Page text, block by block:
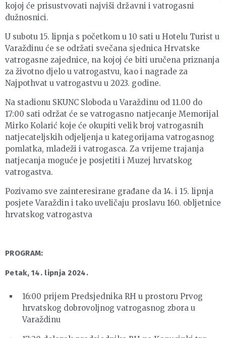
kojoj će prisustvovati najviši državni i vatrogasni
dužnosnici.
U subotu 15. lipnja s početkom u 10 sati u Hotelu Turist u
Varaždinu će se održati svečana sjednica Hrvatske
vatrogasne zajednice, na kojoj će biti uručena priznanja
za životno djelo u vatrogastvu, kao i nagrade za
Najpothvat u vatrogastvu u 2023. godine.
Na stadionu SKUNC Sloboda u Varaždinu od 11.00 do
17:00 sati održat će se vatrogasno natjecanje Memorijal
Mirko Kolarić koje će okupiti velik broj vatrogasnih
natjecateljskih odjeljenja u kategorijama vatrogasnog
pomlatka, mladeži i vatrogasca. Za vrijeme trajanja
natjecanja moguće je posjetiti i Muzej hrvatskog
vatrogastva.
Pozivamo sve zainteresirane građane da 14. i 15. lipnja
posjete Varaždin i tako uveličaju proslavu 160. obljetnice
hrvatskog vatrogastva
PROGRAM:
Petak, 14. lipnja 2024.
16:00 prijem Predsjednika RH u prostoru Prvog
hrvatskog dobrovoljnog vatrogasnog zbora u
Varaždinu